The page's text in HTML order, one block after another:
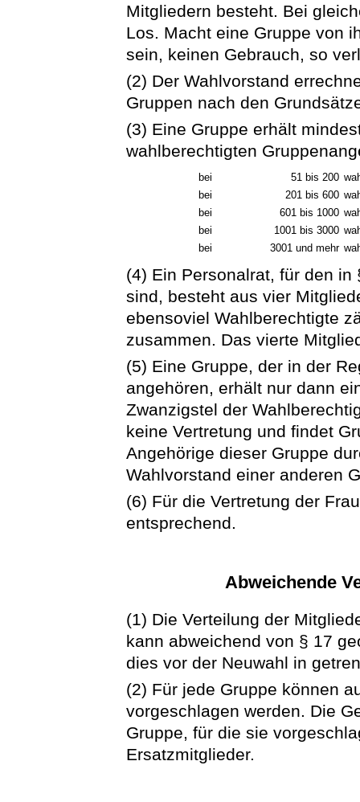
Mitgliedern besteht. Bei
Los. Macht eine Gruppe von
sein, keinen Gebrauch, so
(2) Der Wahlvorstand
Gruppen nach den
(3) Eine Gruppe erhält
wahlberechtigten
bei 51 bis 200
bei
201 bis 600
bei
601 bis 1000
bei
1001 bis 3000
bei
3001 und mehr
(4) Ein Personalrat, für den
sind, besteht aus vier
ebensoviel Wahlberechtigte
zusammen. Das vierte
(5) Eine Gruppe, der in der
angehören, erhält nur dann
Zwanzigstel der
keine Vertretung und findet
Angehörige dieser Gruppe
Wahlvorstand einer anderen
(6) Für die Vertretung der
entsprechend.
Abweichende
(1) Die Verteilung der
kann abweichend von § 17
dies vor der Neuwahl in
(2) Für jede Gruppe können
vorgeschlagen werden. Die
Gruppe, für die sie
Ersatzmitglieder.